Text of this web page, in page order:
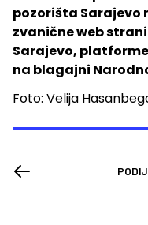
pozorišta Sarajevo
zvanične web
Sarajevo,
na blagajni
Foto: Velija